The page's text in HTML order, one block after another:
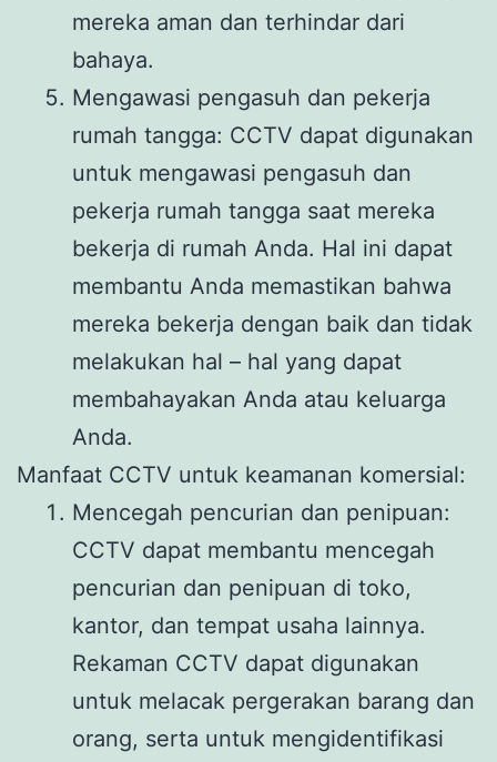
mereka aman dan terhindar dari
bahaya.
Mengawasi pengasuh dan pekerja
rumah tangga: CCTV dapat digunakan
untuk mengawasi pengasuh dan
pekerja rumah tangga saat mereka
bekerja di rumah Anda. Hal ini dapat
membantu Anda memastikan bahwa
mereka bekerja dengan baik dan tidak
melakukan hal – hal yang dapat
membahayakan Anda atau keluarga
Anda.
Manfaat CCTV untuk keamanan komersial:
Mencegah pencurian dan penipuan:
CCTV dapat membantu mencegah
pencurian dan penipuan di toko,
kantor, dan tempat usaha lainnya.
Rekaman CCTV dapat digunakan
untuk melacak pergerakan barang dan
orang, serta untuk mengidentifikasi